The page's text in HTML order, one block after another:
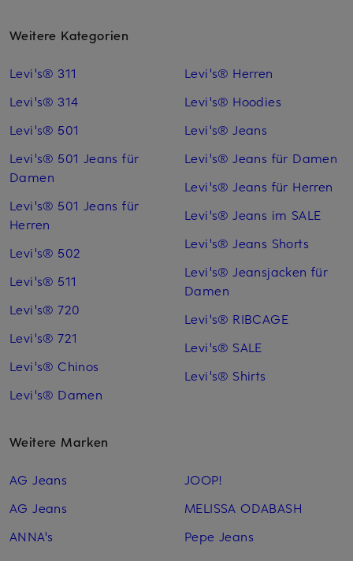
Weitere Kategorien
Levi's® 311
Levi's® 314
Levi's® 501
Levi's® 501 Jeans für
Damen
Levi's® 501 Jeans für
Herren
Levi's® 502
Levi's® 511
Levi's® 720
Levi's® 721
Levi's® Chinos
Levi's® Damen
Levi's® Herren
Levi's® Hoodies
Levi's® Jeans
Levi's® Jeans für Damen
Levi's® Jeans für Herren
Levi's® Jeans im SALE
Levi's® Jeans Shorts
Levi's® Jeansjacken für
Damen
Levi's® RIBCAGE
Levi's® SALE
Levi's® Shirts
Weitere Marken
AG Jeans
AG Jeans
ANNA's
JOOP!
MELISSA ODABASH
Pepe Jeans